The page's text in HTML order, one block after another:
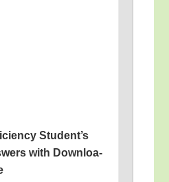
Student’s
with Down­loa­